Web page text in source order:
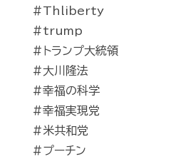
#Thliberty
#trump
#トランプ大統領
#大川隆法
#幸福の科学
#幸福実現党
#米共和党
#プーチン